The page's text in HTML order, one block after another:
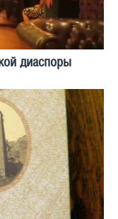
диаспоры